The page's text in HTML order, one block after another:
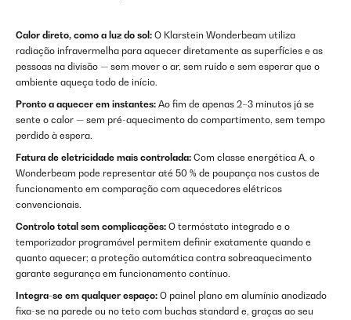
Calor direto, como a luz do sol: O Klarstein Wonderbeam utiliza
radiação infravermelha para aquecer diretamente as superfícies e as
pessoas na divisão — sem mover o ar, sem ruído e sem esperar que o
ambiente aqueça todo de início.
Pronto a aquecer em instantes: Ao fim de apenas 2–3 minutos já se
sente o calor — sem pré-aquecimento do compartimento, sem tempo
perdido à espera.
Fatura de eletricidade mais controlada: Com classe energética A, o
Wonderbeam pode representar até 50 % de poupança nos custos de
funcionamento em comparação com aquecedores elétricos
convencionais.
Controlo total sem complicações: O termóstato integrado e o
temporizador programável permitem definir exatamente quando e
quanto aquecer; a proteção automática contra sobreaquecimento
garante segurança em funcionamento contínuo.
Integra-se em qualquer espaço: O painel plano em alumínio anodizado
fixa-se na parede ou no teto com buchas standard e, graças ao seu